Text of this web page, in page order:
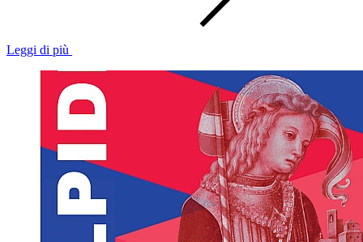
Leggi di più